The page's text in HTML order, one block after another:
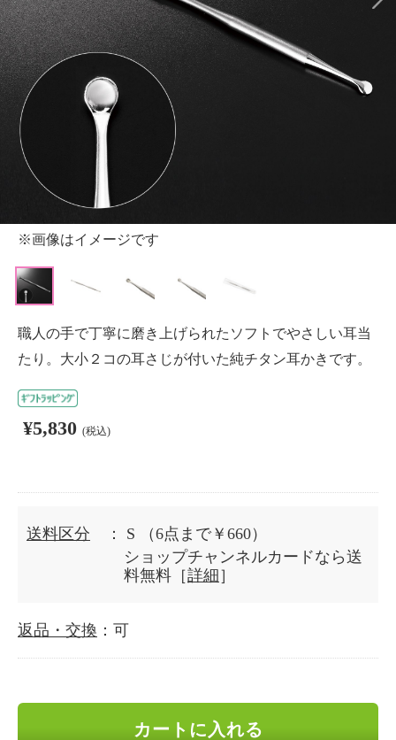
※画像はイメージです
職人の手で丁寧に磨き上げられたソフトでやさしい耳当
たり。大小２コの耳さじが付いた純チタン耳かきです。
¥5,830 (税込)
送料区分 ： S
（6点まで￥660）
ショップチャンネルカードなら送
料無料［詳細 ］
返品・交換 ：可
カートに入れる